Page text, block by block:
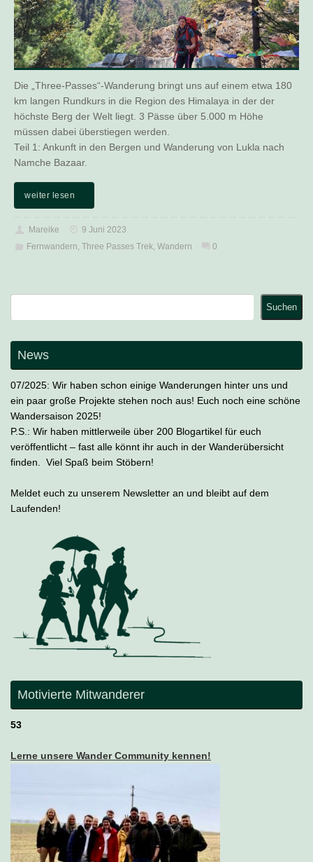
Die „Three-Passes“-Wanderung bringt uns auf einem etwa 180
km langen Rundkurs in die Region des Himalaya in der der
höchste Berg der Welt liegt. 3 Pässe über 5.000 m Höhe
müssen dabei überstiegen werden.
Teil 1: Ankunft in den Bergen und Wanderung von Lukla nach
Namche Bazaar.
weiter lesen
Mareike
9 Juni 2023
Fernwandern, Three Passes Trek, Wandern 0
Suchen
News
07/2025: Wir haben schon einige Wanderungen hinter uns und
ein paar große Projekte stehen noch aus! Euch noch eine schöne
Wandersaison 2025!
P.S.: Wir haben mittlerweile über 200 Blogartikel für euch
veröffentlicht – fast alle könnt ihr auch in der Wanderübersicht
finden. Viel Spaß beim Stöbern!
Meldet euch zu unserem Newsletter an und bleibt auf dem
Laufenden!
Motivierte Mitwanderer
53
Lerne unsere Wander Community kennen!